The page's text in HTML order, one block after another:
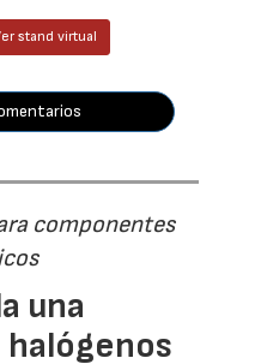
stand virtual
componentes
una